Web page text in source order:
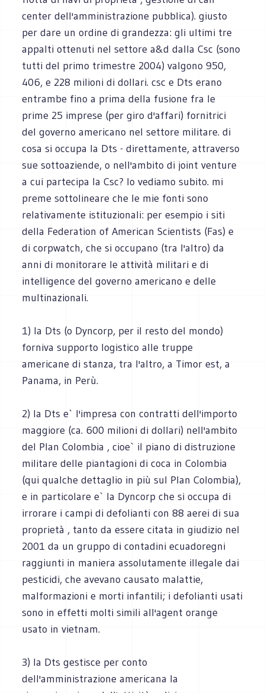
center dell'amministrazione pubblica). giusto
per dare un ordine di grandezza: gli ultimi tre
appalti ottenuti nel settore a&d dalla Csc (sono
tutti del primo trimestre 2004) valgono 950,
406, e 228 milioni di dollari. csc e Dts erano
entrambe fino a prima della fusione fra le
prime 25 imprese (per giro d'affari) fornitrici
del governo americano nel settore militare. di
cosa si occupa la Dts - direttamente, attraverso
sue sottoaziende, o nell'ambito di joint venture
a cui partecipa la Csc? lo vediamo subito. mi
preme sottolineare che le mie fonti sono
relativamente istituzionali: per esempio i siti
della Federation of American Scientists (Fas) e
di corpwatch, che si occupano (tra l'altro) da
anni di monitorare le attività militari e di
intelligence del governo americano e delle
multinazionali.
1) la Dts (o Dyncorp, per il resto del mondo)
forniva supporto logistico alle truppe
americane di stanza, tra l'altro, a Timor est, a
Panama, in Perù.
2) la Dts e` l'impresa con contratti dell'importo
maggiore (ca. 600 milioni di dollari) nell'ambito
del Plan Colombia , cioe` il piano di distruzione
militare delle piantagioni di coca in Colombia
(qui qualche dettaglio in più sul Plan Colombia),
e in particolare e` la Dyncorp che si occupa di
irrorare i campi di defolianti con 88 aerei di sua
proprietà , tanto da essere citata in giudizio nel
2001 da un gruppo di contadini ecuadoregni
raggiunti in maniera assolutamente illegale dai
pesticidi, che avevano causato malattie,
malformazioni e morti infantili; i defolianti usati
sono in effetti molti simili all'agent orange
usato in vietnam.
3) la Dts gestisce per conto
dell'amministrazione americana la